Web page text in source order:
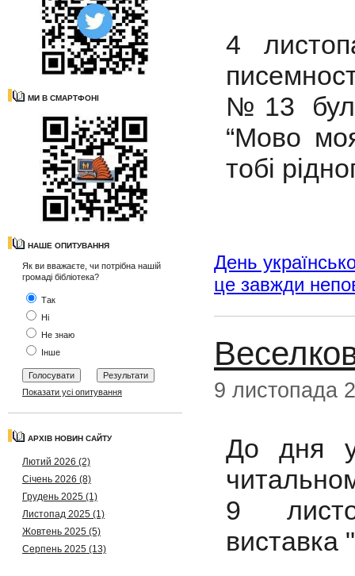
МИ В СМАРТФОНІ
НАШЕ ОПИТУВАННЯ
Як ви вважаєте, чи потрібна нашій
громаді бібліотека?
Так
Ні
Не знаю
Інше
Показати усі опитування
АРХІВ НОВИН САЙТУ
Лютий 2026 (2)
Січень 2026 (8)
Грудень 2025 (1)
Листопад 2025 (1)
Жовтень 2025 (5)
Серпень 2025 (13)
4
№13
“Мово
тобі
День
це завжди
9 листопада
До дня
9
виставка